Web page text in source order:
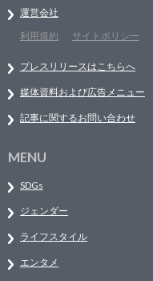
運営会社
利用規約
サイトポリシー
プレスリリースはこちらへ
媒体資料および広告メニュー
記事に関するお問い合わせ
MENU
SDGs
ジェンダー
ライフスタイル
エンタメ